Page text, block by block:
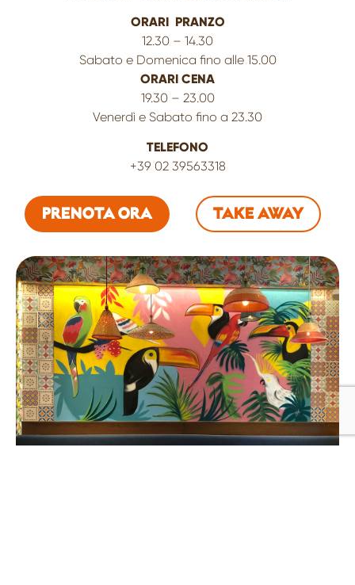
ORARI PRANZO
12.30 – 14.30
Sabato e Domenica fino alle 15.00
ORARI CENA
19.30 – 23.00
Venerdì e Sabato fino a 23.30
TELEFONO
+39 02 39563318
PRENOTA ORA TAKE AWAY